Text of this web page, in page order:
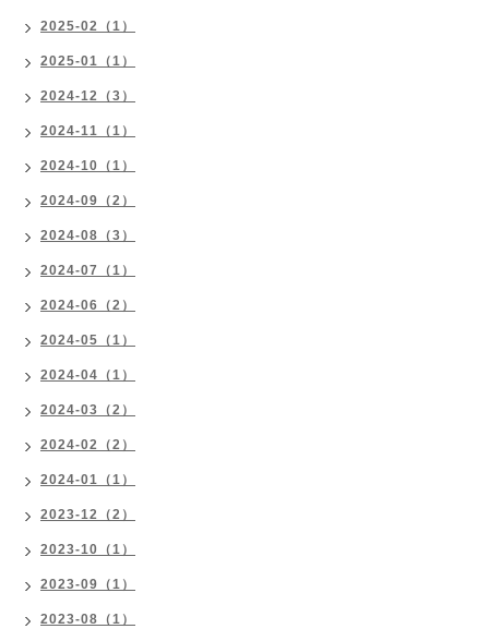
2025-02（1）
2025-01（1）
2024-12（3）
2024-11（1）
2024-10（1）
2024-09（2）
2024-08（3）
2024-07（1）
2024-06（2）
2024-05（1）
2024-04（1）
2024-03（2）
2024-02（2）
2024-01（1）
2023-12（2）
2023-10（1）
2023-09（1）
2023-08（1）